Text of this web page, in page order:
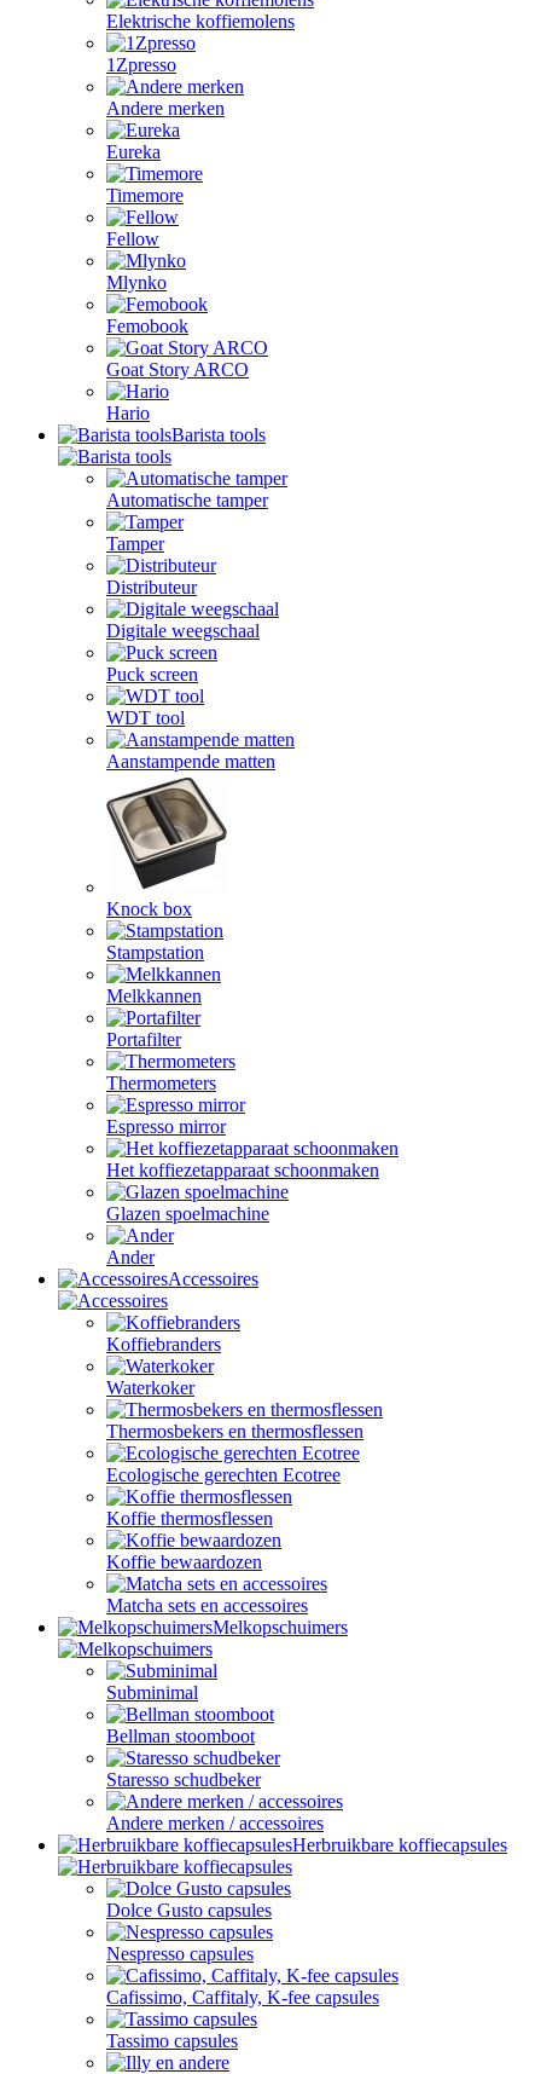
Elektrische koffiemolens
1Zpresso
Andere merken
Eureka
Timemore
Fellow
Mlynko
Femobook
Goat Story ARCO
Hario
Barista tools
Automatische tamper
Tamper
Distributeur
Digitale weegschaal
Puck screen
WDT tool
Aanstampende matten
Knock box
Stampstation
Melkkannen
Portafilter
Thermometers
Espresso mirror
Het koffiezetapparaat schoonmaken
Glazen spoelmachine
Ander
Accessoires
Koffiebranders
Waterkoker
Thermosbekers en thermosflessen
Ecologische gerechten Ecotree
Koffie thermosflessen
Koffie bewaardozen
Matcha sets en accessoires
Melkopschuimers
Subminimal
Bellman stoomboot
Staresso schudbeker
Andere merken / accessoires
Herbruikbare koffiecapsules
Dolce Gusto capsules
Nespresso capsules
Cafissimo, Caffitaly, K-fee capsules
Tassimo capsules